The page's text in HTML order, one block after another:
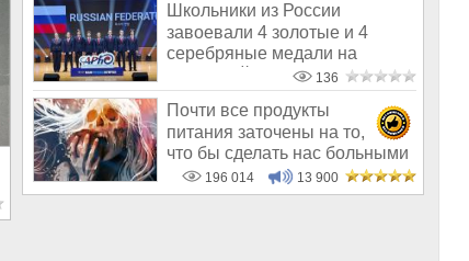
Школьники из России
завоевали 4 золотые и 4
серебряные медали на
Азиатской олимпиад
136
Почти все продукты
питания заточены на то,
что бы сделать нас больными
и бесплодным
196 014 13 900